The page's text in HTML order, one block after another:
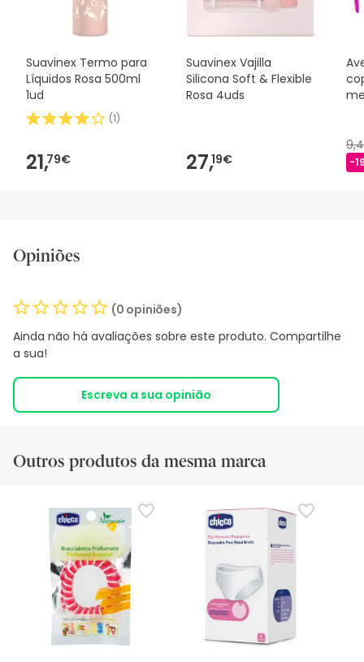
Suavinex Termo para
Líquidos Rosa 500ml
1ud
(1)
21,79€
Suavinex Vajilla
Silicona Soft & Flexible
Rosa 4uds
27,19€ -
Opiniões
(0 opiniões)
Ainda não há avaliações sobre este produto. Compartilhe
a sua!
Escreva a sua opinião
Outros produtos da mesma marca